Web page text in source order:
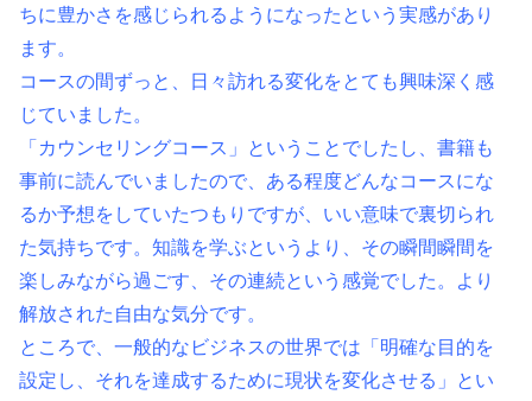
ちに豊かさを感じられるよう になったという実感があり
ます。
コースの間ずっと、日々訪れる変化をとても興味深く感
じていました。
「カウンセリングコース」ということでしたし、書籍も
事前に読んでい ましたので、ある程度どんなコースにな
るか予想をしていたつもりですが、いい意味で裏切られ
た気持ちです。知識を学ぶというより、その瞬間瞬間を
楽しみながら過ごす、その連続という感覚でした。 より
解放さ れた自由な気分です。
ところで、一般的なビジネスの世界では「明確な目的を
設定し、それを達成するために現状を変化させる」とい